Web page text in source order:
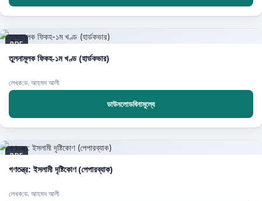
PDF
তুলনামূলক ফিকহ-১ম খণ্ড (হার্ডকভার)
লেখক:ড. আহমদ আলী
ডাউনলোডবিনামূল্যে
PDF
গণতন্ত্র: ইসলামী দৃষ্টিকোণ (পেপারব্যাক)
লেখক:ড. আহমদ আলী